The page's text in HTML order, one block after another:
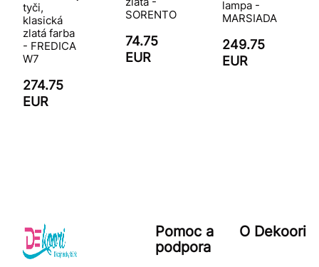
tyči,
klasická
zlatá farba
- FREDICA
W7
274.75
EUR
SORENTO
74.75
EUR
lampa -
MARSIADA
249.75
EUR
Pomoc a
podpora
O Dekoori